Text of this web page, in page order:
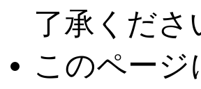
了承くださ
このペー